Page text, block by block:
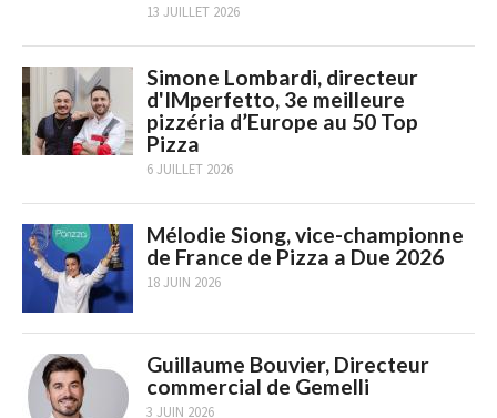
13 JUILLET 2026
Simone Lombardi, directeur
d'IMperfetto, 3e meilleure
pizzéria d’Europe au 50 Top
Pizza
6 JUILLET 2026
Mélodie Siong, vice-championne
de France de Pizza a Due 2026
18 JUIN 2026
Guillaume Bouvier, Directeur
commercial de Gemelli
3 JUIN 2026